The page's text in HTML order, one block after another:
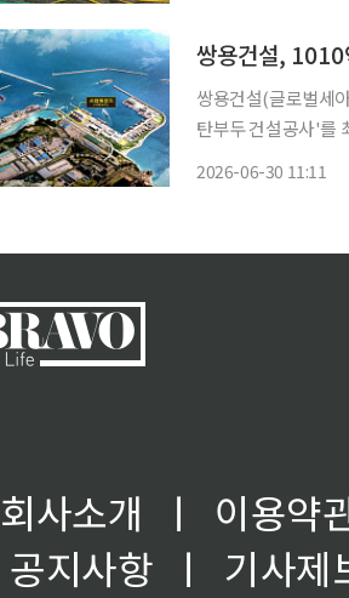
쌍용건설, 1010
쌍용건설(글로벌세
탄부두 건설공사'를 최종 수주했다고
2026-06-30 11:11
회사소개 ㅣ
이용약
공지사항
ㅣ
기사제